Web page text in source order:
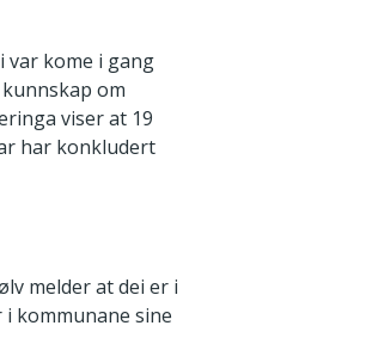
var kome i gang
om
viser at 19
har konkludert
melder at dei er i
kommunane sine